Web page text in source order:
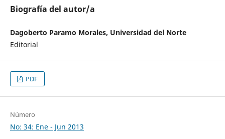
Biografía del autor/a
Dagoberto Paramo Morales, Universidad del Norte
Editorial
PDF
Número
No: 34: Ene - Jun 2013